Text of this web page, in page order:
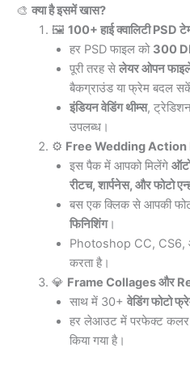
🎨 क्या है इसमें खास?
🖼️ 100+ हाई क्वालिटी PSD
हर PSD फाइल को 300
पूरी तरह से लेयर ओपन
बैकग्राउंड या फ्रेम बदल
इंडियन वेडिंग थीम्स,
उपलब्ध।
⚙️ Free Wedding
इस पैक में आपको मिलेंगे
रीटच, शार्पनेस, और फोटो
बस एक क्लिक से आपकी
फिनिशिंग।
Photoshop CC, CS6,
करता है।
💎 Frame Collages और
साथ में 30+ वेडिंग फोटो
हर लेआउट में परफेक्ट कलर
किया गया है।